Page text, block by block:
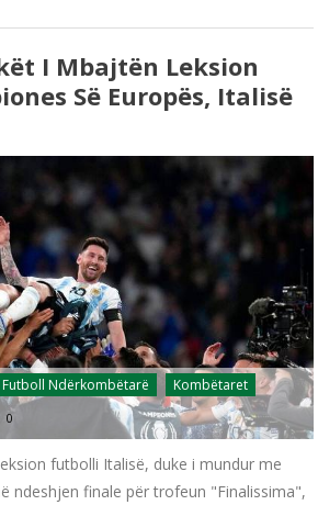
I Mbajtën Leksion
Së Europës, Italisë
Futboll Ndërkombëtarë Kombëtaret
0
futbolli Italisë, duke i mundur me
ndeshjen finale për trofeun "Finalissima",